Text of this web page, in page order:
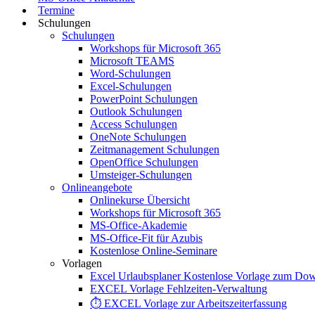
Termine
Schulungen
Schulungen
Workshops für Microsoft 365
Microsoft TEAMS
Word-Schulungen
Excel-Schulungen
PowerPoint Schulungen
Outlook Schulungen
Access Schulungen
OneNote Schulungen
Zeitmanagement Schulungen
OpenOffice Schulungen
Umsteiger-Schulungen
Onlineangebote
Onlinekurse Übersicht
Workshops für Microsoft 365
MS-Office-Akademie
MS-Office-Fit für Azubis
Kostenlose Online-Seminare
Vorlagen
Excel Urlaubsplaner Kostenlose Vorlage zum
EXCEL Vorlage Fehlzeiten-Verwaltung
⏱️ EXCEL Vorlage zur Arbeitszeiterfassung